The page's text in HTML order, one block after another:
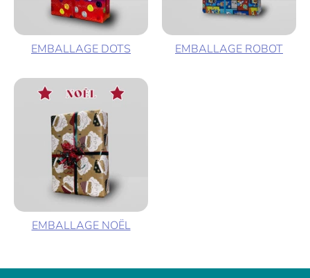
EMBALLAGE DOTS EMBALLAGE ROBOT
EMBALLAGE NOËL